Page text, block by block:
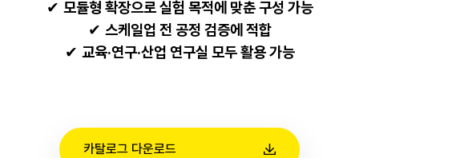
✔ 모듈형 확장으로 실험 목적에 맞춘 구성 가능
✔ 스케일업 전 공정 검증에 적합
✔ 교육·연구·산업 연구실 모두 활용 가능
카탈로그 다운로드